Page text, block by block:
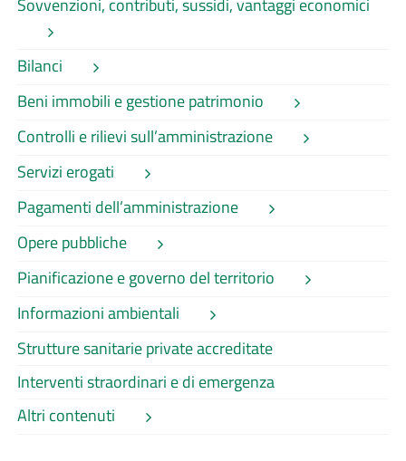
Bilanci
Beni immobili e gestione patrimonio
Controlli e rilievi sull’amministrazione
Servizi erogati
Pagamenti dell’amministrazione
Opere pubbliche
Pianificazione e governo del territorio
Informazioni ambientali
Strutture sanitarie private accreditate
Interventi straordinari e di emergenza
Altri contenuti